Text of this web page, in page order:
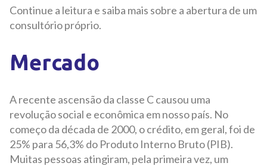
Continue a leitura e saiba mais sobre a abertura de um
consultório próprio.
Mercado
A recente ascensão da classe C causou uma
revolução social e econômica em nosso país. No
começo da década de 2000, o crédito, em geral, foi de
25% para 56,3% do Produto Interno Bruto (PIB).
Muitas pessoas atingiram, pela primeira vez, um